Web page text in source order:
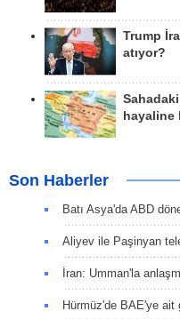
Trump
atıyor?
Sahadaki
hayaline
Son Haberler
Batı Asya'da ABD
Aliyev ile Paşinyan
İran: Umman'la
Hürmüz'de BAE'ye ait